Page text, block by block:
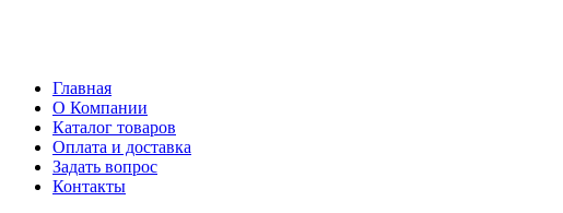
Главная
О Компании
Каталог товаров
Оплата и доставка
Задать вопрос
Контакты